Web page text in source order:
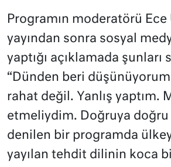
Programın moderatörü Ece
yayından sonra sosyal
yaptığı açıklamada şunları
“Dünden beri
rahat değil. Yanlış yaptım.
etmeliydim. Doğruya doğru
denilen bir programda
yayılan tehdit dilinin koca